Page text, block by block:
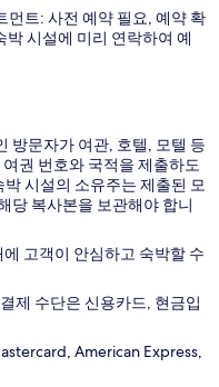
먼트: 사전 예약 필요, 예약 확
시설에 미리 연락하여 예
방문자가 여관, 호텔, 모텔 등
권 번호와 국적을 제출하도
시설의 소유주는 제출된 모
당 복사본을 보관해야 합니
고객이 안심하고 숙박할 수
제 수단은 신용카드, 현금입
American Express,